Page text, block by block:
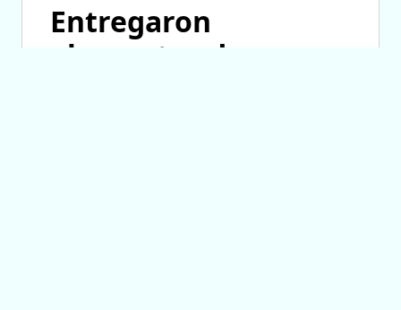
Entregaron
elementos de